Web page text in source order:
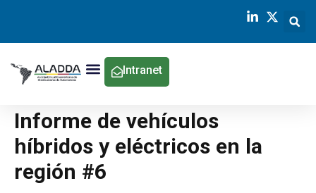
Intranet
Informe de vehículos
híbridos y eléctricos en la
región #6